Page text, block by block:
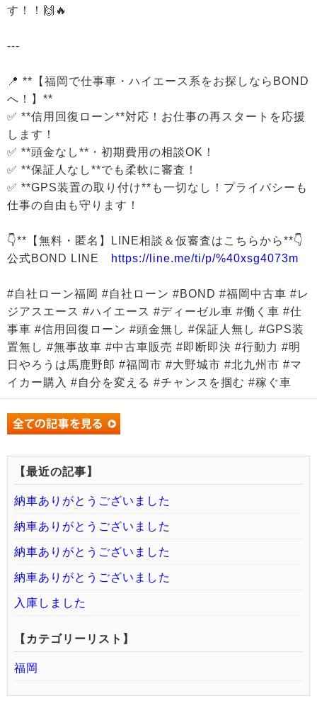
す！！🙌🔥
---
📍 **【福岡で仕事車・ハイエース系をお探しならBOND
へ！】**
✅ **信用回復ローン**対応！お仕事の再スタートを応援
します！
✅ **頭金なし**・初期費用の相談OK！
✅ **保証人なし**でも柔軟に審査！
✅ **GPS装置の取り付け**も一切なし！プライバシーも
仕事の自由も守ります！
👇**【無料・匿名】LINE相談＆仮審査はこちらから**👇
公式BOND LINE
https://line.me/ti/p/%40xsg4073m
#自社ローン福岡 #自社ローン #BOND #福岡中古車 #レ
ジアスエース #ハイエース #ディーゼル車 #働く車 #仕
事車 #信用回復ローン #頭金無し #保証人無し #GPS装
置無し #無事故車 #中古車販売 #即断即決 #行動力 #明
日やろうは馬鹿野郎 #福岡市 #大野城市 #北九州市 #マ
イカー購入 #自分を変える #チャンスを掴む #稼ぐ車
【最近の記事】
納車ありがとうございました
納車ありがとうございました
納車ありがとうございました
納車ありがとうございました
入庫しました
【カテゴリーリスト】
福岡